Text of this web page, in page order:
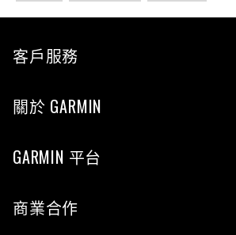
客戶服務
關於 GARMIN
GARMIN 平台
商業合作